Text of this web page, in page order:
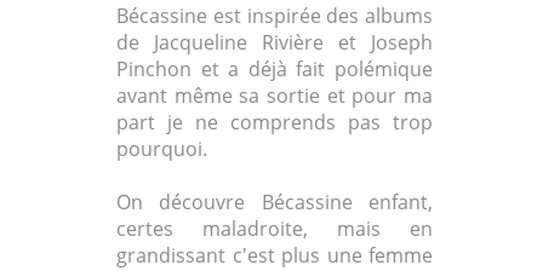
Bécassine est inspirée des albums
de Jacqueline Rivière et Joseph
Pinchon et a déjà fait polémique
avant même sa sortie et pour ma
part je ne comprends pas trop
pourquoi.
On découvre Bécassine enfant,
certes maladroite, mais en
grandissant c'est plus une femme